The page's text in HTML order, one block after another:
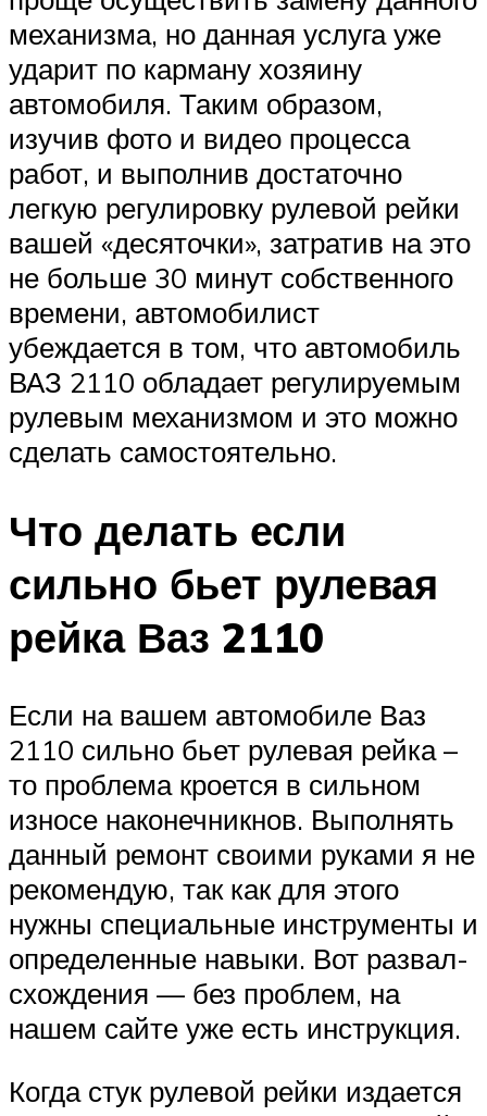
механизма, но данная услуга уже
ударит по карману хозяину
автомобиля. Таким образом,
изучив фото и видео процесса
работ, и выполнив достаточно
легкую регулировку рулевой рейки
вашей «десяточки», затратив на это
не больше 30 минут собственного
времени, автомобилист
убеждается в том, что автомобиль
ВАЗ 2110 обладает регулируемым
рулевым механизмом и это можно
сделать самостоятельно.
Что делать если
сильно бьет рулевая
рейка Ваз 2110
Если на вашем автомобиле Ваз
2110 сильно бьет рулевая рейка –
то проблема кроется в сильном
износе наконечникнов. Выполнять
данный ремонт своими руками я не
рекомендую, так как для этого
нужны специальные инструменты и
определенные навыки. Вот развал-
схождения — без проблем, на
нашем сайте уже есть инструкция.
Когда стук рулевой рейки издается